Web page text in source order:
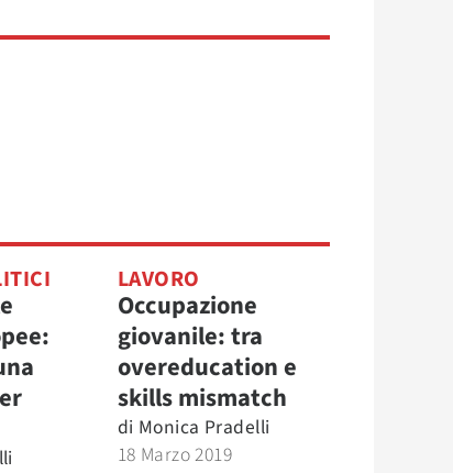
LAVORO
Occupazione
giovanile: tra
overeducation e
skills mismatch
di Monica Pradelli
18 Marzo 2019